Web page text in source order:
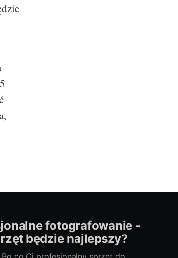
fotografowanie -
będzie najlepszy?
Po co Ci profesjonalny sprzęt do